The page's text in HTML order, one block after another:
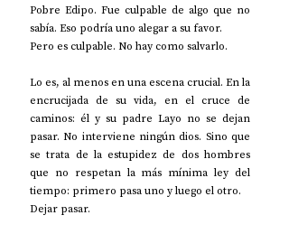
Pobre Edipo. Fue culpable de algo que no
sabía. Eso podría uno alegar a su favor.
Pero es culpable. No hay como salvarlo.
Lo es, al menos en una escena crucial. En la
encrucijada de su vida, en el cruce de
caminos: él y su padre Layo no se dejan
pasar. No interviene ningún dios. Sino que
se trata de la estupidez de dos hombres
que no respetan la más mínima ley del
tiempo: primero pasa uno y luego el otro.
Dejar pasar.